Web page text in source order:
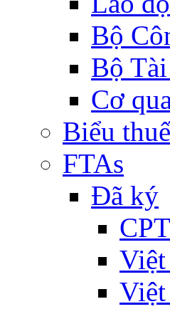
Bộ
Bộ
Cơ
Biểu
FTAs
Đã ký